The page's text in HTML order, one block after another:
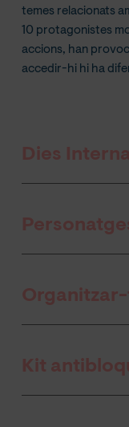
temes relacionats
10 protagonistes
accions, han
accedir-hi hi ha
Dies
Kit